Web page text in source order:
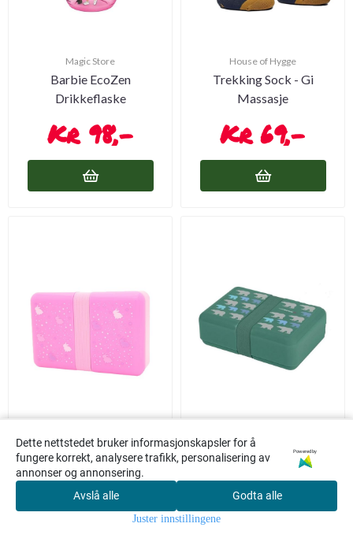
0
Magic Store
Barbie EcoZen
Drikkeflaske
98,-
House of Hygge
Trekking Sock - Gi
Massasje
69,-
Pure Norway
Matboks med Strikk -
Bunny
20,-
Pure Norway
Matboks med Strikk -
Isbjørn
20,-
Dette nettstedet bruker informasjonskapsler for å
fungere korrekt, analysere trafikk, personalisering av
annonser og annonsering.
Powered by
Avslå alle Godta alle
Juster innstillingene